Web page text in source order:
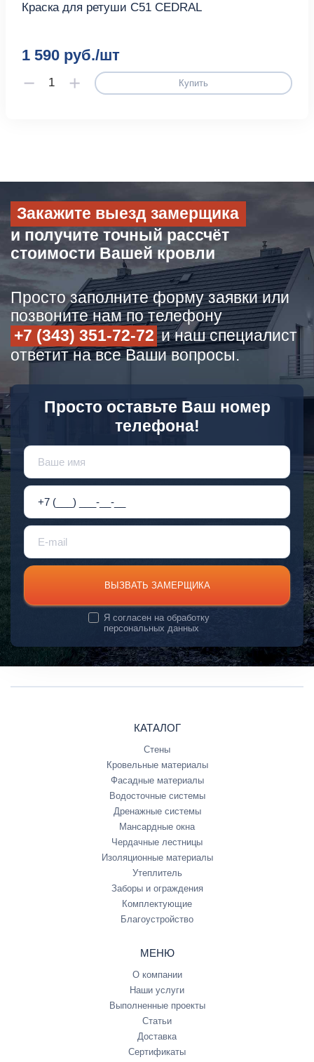
Краска для ретуши С51 CEDRAL
1 590 руб./шт
Купить
Закажите выезд замерщика
и получите точный рассчёт
стоимости Вашей кровли
Просто заполните форму заявки или
позвоните нам по телефону
+7 (343) 351-72-72 и наш специалист
ответит на все Ваши вопросы.
Просто оставьте Ваш номер
телефона!
ВЫЗВАТЬ ЗАМЕРЩИКА
Я согласен наобработку
персональных данных
КАТАЛОГ
Стены
Кровельные материалы
Фасадные материалы
Водосточные системы
Дренажные системы
Мансардные окна
Чердачные лестницы
Изоляционные материалы
Утеплитель
Заборы и ограждения
Комплектующие
Благоустройство
МЕНЮ
О компании
Наши услуги
Выполненные проекты
Статьи
Доставка
Сертификаты